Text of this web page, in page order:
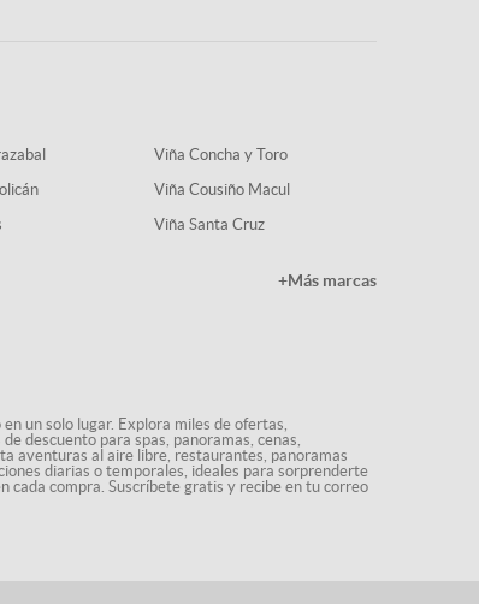
Viña Concha y Toro
Viña Cousiño Macul
Viña Santa Cruz
+Más marcas
un solo lugar. Explora miles de ofertas,
descuento para spas, panoramas, cenas,
aventuras al aire libre, restaurantes, panoramas
diarias o temporales, ideales para sorprenderte
cada compra. Suscríbete gratis y recibe en tu correo